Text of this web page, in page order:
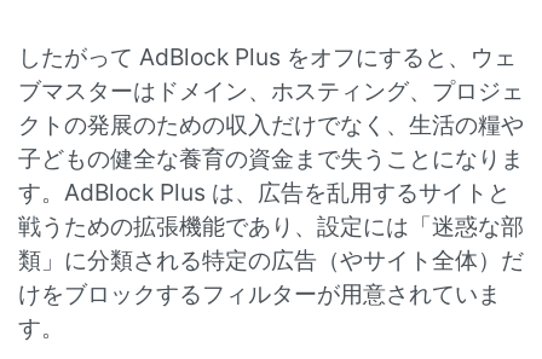
したがって AdBlock Plus をオフにすると、ウェ
ブマスターはドメイン、ホスティング、プロジェ
クトの発展のための収入だけでなく、生活の糧や
子どもの健全な養育の資金まで失うことになりま
す。AdBlock Plus は、広告を乱用するサイトと
戦うための拡張機能であり、設定には「迷惑な部
類」に分類される特定の広告（やサイト全体）だ
けをブロックするフィルターが用意されていま
す。